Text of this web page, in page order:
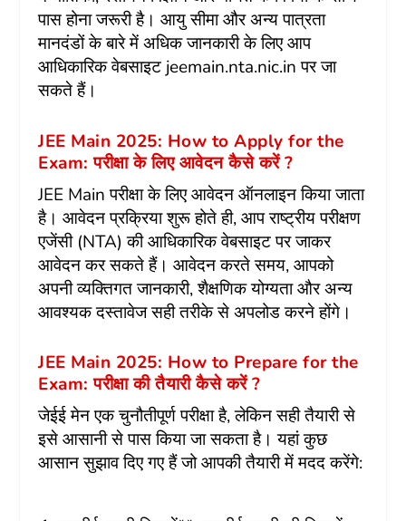
पास होना जरूरी है। आयु सीमा और अन्य पात्रता
मानदंडों के बारे में अधिक जानकारी के लिए आप
आधिकारिक वेबसाइट jeemain.nta.nic.in पर जा
सकते हैं।
JEE Main 2025: How to Apply for the
Exam: परीक्षा के लिए आवेदन कैसे करें ?
JEE Main परीक्षा के लिए आवेदन ऑनलाइन किया जाता
है। आवेदन प्रक्रिया शुरू होते ही, आप राष्ट्रीय परीक्षण
एजेंसी (NTA) की आधिकारिक वेबसाइट पर जाकर
आवेदन कर सकते हैं। आवेदन करते समय, आपको
अपनी व्यक्तिगत जानकारी, शैक्षणिक योग्यता और अन्य
आवश्यक दस्तावेज सही तरीके से अपलोड करने होंगे।
JEE Main 2025: How to Prepare for the
Exam: परीक्षा की तैयारी कैसे करें ?
जेईई मेन एक चुनौतीपूर्ण परीक्षा है, लेकिन सही तैयारी से
इसे आसानी से पास किया जा सकता है। यहां कुछ
आसान सुझाव दिए गए हैं जो आपकी तैयारी में मदद करेंगे: